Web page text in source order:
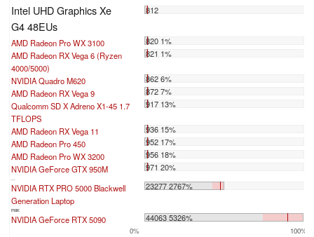
Intel UHD Graphics Xe
G4 48EUs
812
AMD Radeon Pro WX 3100
820 1%
AMD Radeon RX Vega 6 (Ryzen
4000/5000)
821 1%
NVIDIA Quadro M620
862 6%
AMD Radeon RX Vega 9
872 7%
Qualcomm SD X Adreno X1-45 1.7
TFLOPS
917 13%
AMD Radeon RX Vega 11
936 15%
AMD Radeon Pro 450
952 17%
AMD Radeon Pro WX 3200
956 18%
NVIDIA GeForce GTX 950M
971 20%
...
NVIDIA RTX PRO 5000 Blackwell
Generation Laptop
23277 2767%
max:
NVIDIA GeForce RTX 5090 44063 5326%
0% 100%